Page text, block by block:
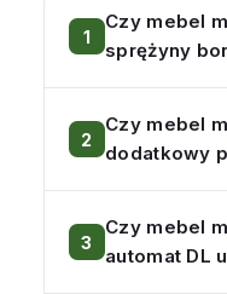
Czy mebel
sprężyny
Czy mebel
dodatkowy
Czy mebel
automat DL